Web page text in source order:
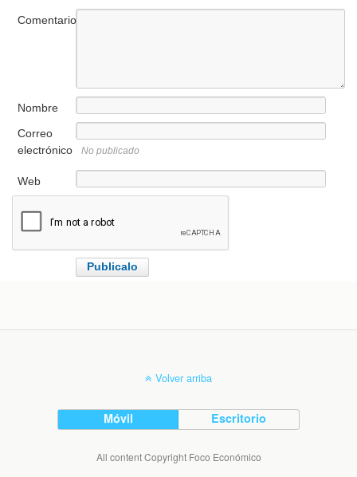
Comentario
Nombre
Correo
electrónico
No publicado
Web
Volver arriba
Móvil Escritorio
All content Copyright Foco Económico